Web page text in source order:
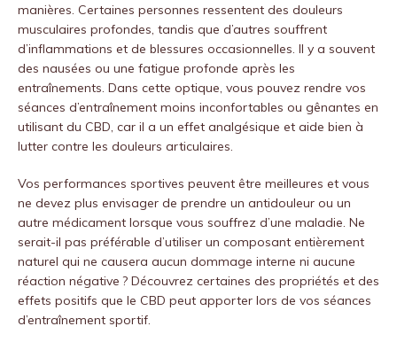
manières. Certaines personnes ressentent des douleurs
musculaires profondes, tandis que d’autres souffrent
d’inflammations et de blessures occasionnelles. Il y a souvent
des nausées ou une fatigue profonde après les
entraînements. Dans cette optique, vous pouvez rendre vos
séances d’entraînement moins inconfortables ou gênantes en
utilisant du CBD, car il a un effet analgésique et aide bien à
lutter contre les douleurs articulaires.
Vos performances sportives peuvent être meilleures et vous
ne devez plus envisager de prendre un antidouleur ou un
autre médicament lorsque vous souffrez d’une maladie. Ne
serait-il pas préférable d’utiliser un composant entièrement
naturel qui ne causera aucun dommage interne ni aucune
réaction négative ? Découvrez certaines des propriétés et des
effets positifs que le CBD peut apporter lors de vos séances
d’entraînement sportif.